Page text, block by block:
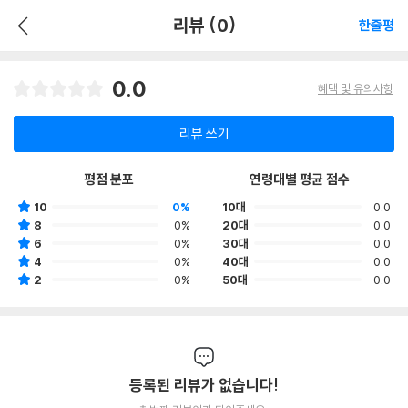
리뷰 (0) 한줄평
0.0 혜택 및 유의사항
리뷰 쓰기
평점 분포
10
0%
8
0%
6
0%
4
0%
2
0%
연령대별 평균 점수
10대
0.0
20대
0.0
30대
0.0
40대
0.0
50대
0.0
등록된 리뷰가 없습니다!